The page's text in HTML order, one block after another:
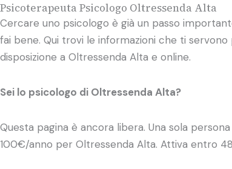
Psicoterapeuta Psicologo Oltressenda Alta
Cercare uno psicologo è già un passo
fai bene. Qui trovi le informazioni che ti
disposizione a Oltressenda Alta e online.
Sei lo psicologo di Oltressenda Alta?
Questa pagina è ancora libera. Una sola
100€/anno per Oltressenda Alta. Attiva entro